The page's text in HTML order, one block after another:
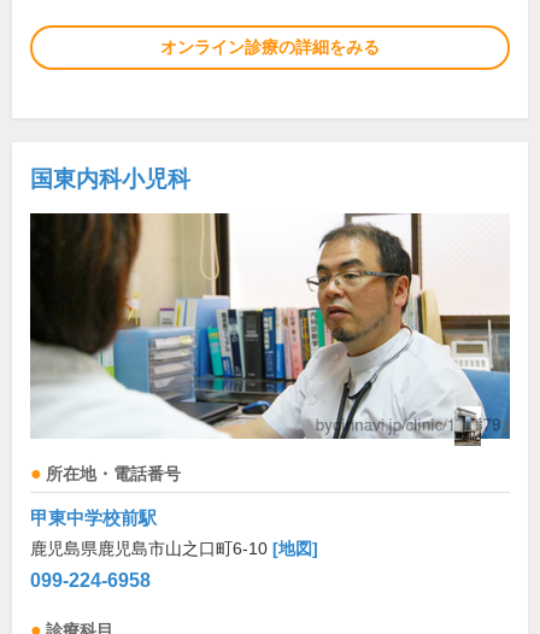
オンライン診療の詳細をみる
国東内科小児科
所在地・電話番号
甲東中学校前駅
鹿児島県鹿児島市山之口町6-10 [地図]
099-224-6958